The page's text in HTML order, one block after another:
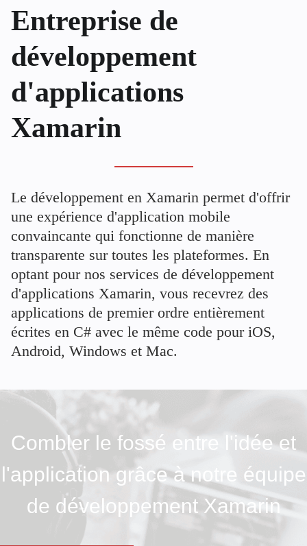
Entreprise de
développement
d'applications
Xamarin
Le développement en Xamarin permet d'offrir
une expérience d'application mobile
convaincante qui fonctionne de manière
transparente sur toutes les plateformes. En
optant pour nos services de développement
d'applications Xamarin, vous recevrez des
applications de premier ordre entièrement
écrites en C# avec le même code pour iOS,
Android, Windows et Mac.
Combler le fossé entre l'idée et
l'application grâce à notre équipe
de développement Xamarin